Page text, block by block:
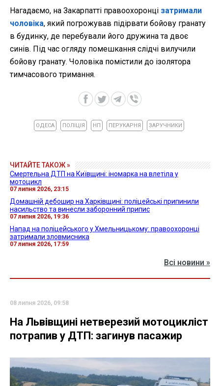
Нагадаємо, на Закарпатті правоохоронці затримали
чоловіка, який погрожував підірвати бойову гранату
в будинку, де перебували його дружина та двоє
синів. Під час огляду помешкання слідчі вилучили
бойову гранату. Чоловіка помістили до ізолятора
тимчасового тримання.
ОДЕСА ПОЛІЦІЯ НП ПЕРУКАРНЯ ЗАРУЧНИКИ
ЧИТАЙТЕ ТАКОЖ »
Смертельна ДТП на Київщині: іномарка на влетіла у
мотоцикл
07 липня 2026, 23:15
Домашній дебошир на Харківщині: поліцейські припинили
насильство та винесли заборонний припис
07 липня 2026, 19:36
Напад на поліцейського у Хмельницькому: правоохоронці
затримали зловмисника
07 липня 2026, 17:59
Всі новини »
08 липня 2026, 09:58
На Львівщині нетверезий мотоцикліст
потрапив у ДТП: загинув пасажир